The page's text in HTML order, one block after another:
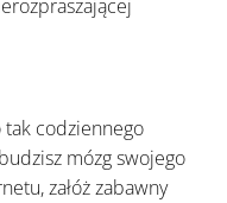
codziennego
mózg swojego
załóż zabawny